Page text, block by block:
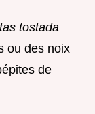
tostada
ou des noix
de